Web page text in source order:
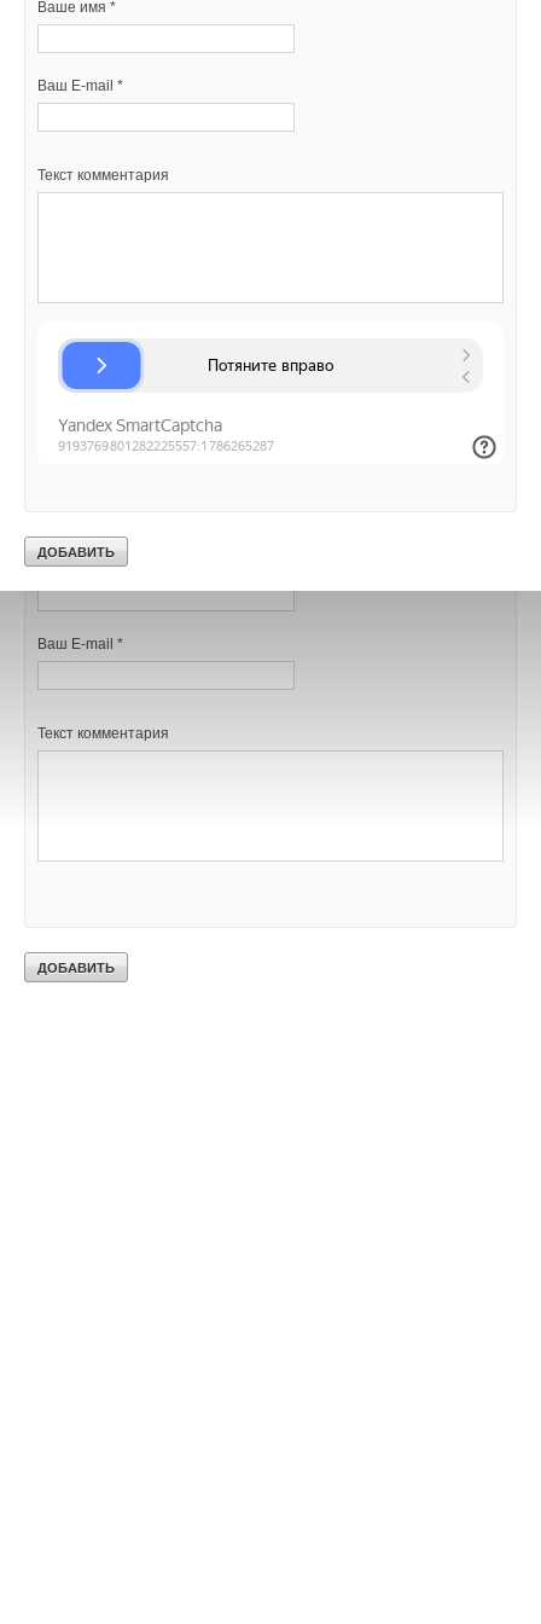
Ваше имя *
Ваш E-mail *
Текст комментария
Ваш E-mail *
→
НОВОСТИ СОК 24 ИЮЛЯ 2026
ветроэлектростанции
НОВОСТИ СОК 23 ИЮЛЯ 2026
→
LONGi вновь установила мировой рекорд
НОВОСТИ СОК 22 ИЮЛЯ 2026
Комментарии
В этой теме еще нет комментариев
Ваше имя *
Ваш E-mail *
Текст комментария